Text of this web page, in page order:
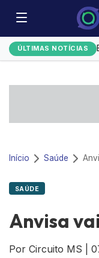
ÚLTIMAS NOTÍCIAS
Início Saúde
SAÚDE
Anvisa
Por Circuito MS